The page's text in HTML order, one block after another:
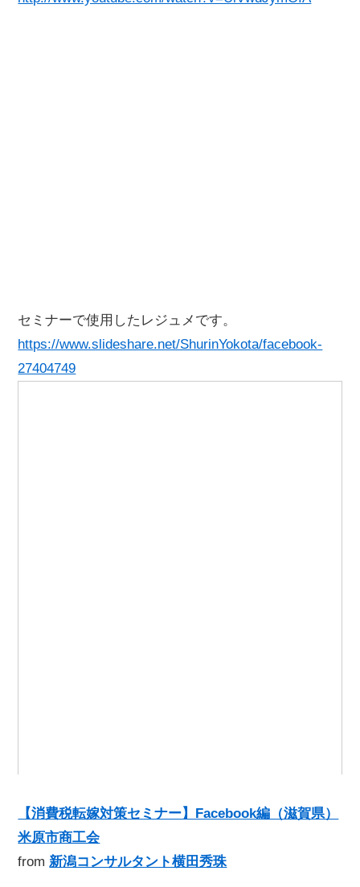
セミナーで使用したレジュメです。
https://www.slideshare.net/ShurinYokota/facebook-
27404749
【消費税転嫁対策セミナー】Facebook編（滋賀県）
米原市商工会
from 新潟コンサルタント横田秀珠